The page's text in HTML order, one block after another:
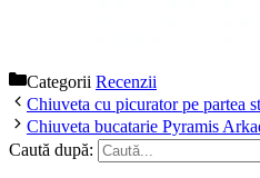
Categorii Recenzii
Chiuveta cu picurator pe partea
Chiuveta bucatarie Pyramis
Caută după: